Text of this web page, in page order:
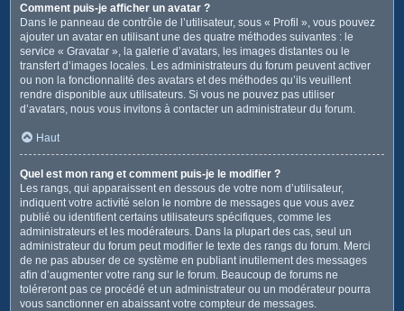
Comment puis-je afficher un avatar ?
Dans le panneau de contrôle de l’utilisateur, sous « Profil », vous pouvez
ajouter un avatar en utilisant une des quatre méthodes suivantes : le
service « Gravatar », la galerie d’avatars, les images distantes ou le
transfert d’images locales. Les administrateurs du forum peuvent activer
ou non la fonctionnalité des avatars et des méthodes qu’ils veuillent
rendre disponible aux utilisateurs. Si vous ne pouvez pas utiliser
d’avatars, nous vous invitons à contacter un administrateur du forum.
Haut
Quel est mon rang et comment puis-je le modifier ?
Les rangs, qui apparaissent en dessous de votre nom d’utilisateur,
indiquent votre activité selon le nombre de messages que vous avez
publié ou identifient certains utilisateurs spécifiques, comme les
administrateurs et les modérateurs. Dans la plupart des cas, seul un
administrateur du forum peut modifier le texte des rangs du forum. Merci
de ne pas abuser de ce système en publiant inutilement des messages
afin d’augmenter votre rang sur le forum. Beaucoup de forums ne
toléreront pas ce procédé et un administrateur ou un modérateur pourra
vous sanctionner en abaissant votre compteur de messages.